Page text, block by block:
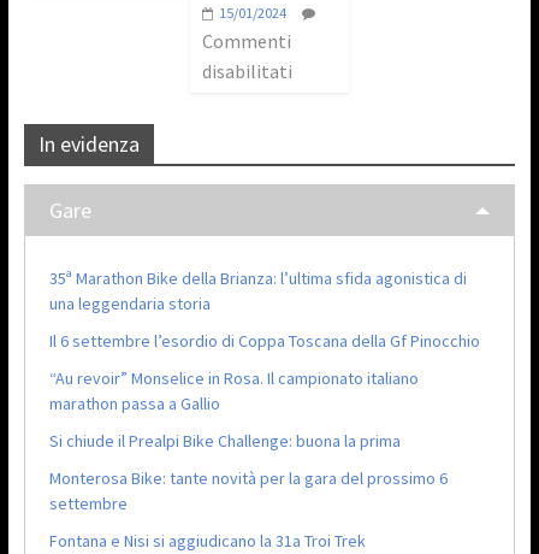
15/01/2024
Commenti
disabilitati
In evidenza
Gare
35ª Marathon Bike della Brianza: l’ultima sfida agonistica di
una leggendaria storia
Il 6 settembre l’esordio di Coppa Toscana della Gf Pinocchio
“Au revoir” Monselice in Rosa. Il campionato italiano
marathon passa a Gallio
Si chiude il Prealpi Bike Challenge: buona la prima
Monterosa Bike: tante novità per la gara del prossimo 6
settembre
Fontana e Nisi si aggiudicano la 31a Troi Trek